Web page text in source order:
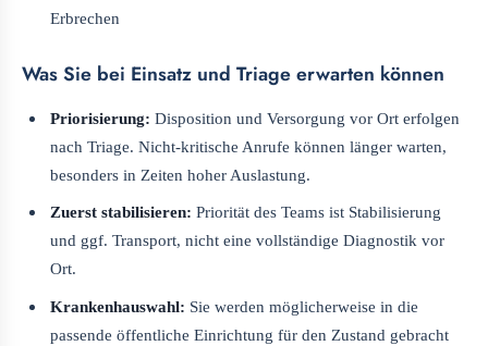
Erbrechen
Was Sie bei Einsatz und Triage erwarten können
Priorisierung: Disposition und Versorgung vor Ort erfolgen
nach Triage. Nicht-kritische Anrufe können länger warten,
besonders in Zeiten hoher Auslastung.
Zuerst stabilisieren: Priorität des Teams ist Stabilisierung
und ggf. Transport, nicht eine vollständige Diagnostik vor
Ort.
Krankenhauswahl: Sie werden möglicherweise in die
passende öffentliche Einrichtung für den Zustand gebracht